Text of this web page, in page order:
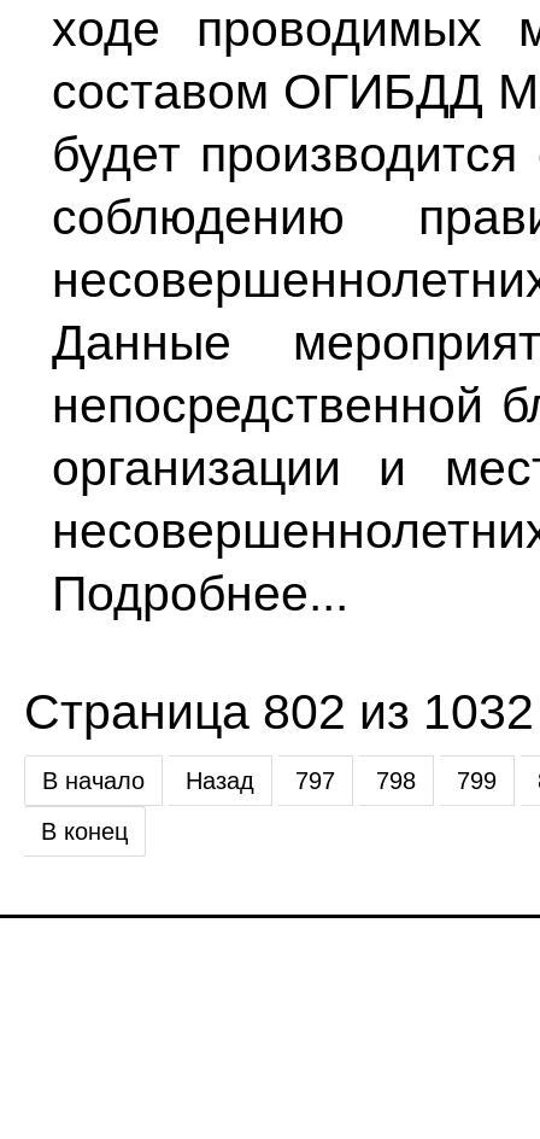
ходе проводимых
составом ОГИБДД
будет
соблюдению
Данные
непосредственной
организации и
Подробнее...
Страница 802 из 1032
В начало Назад 797 798 799
В конец